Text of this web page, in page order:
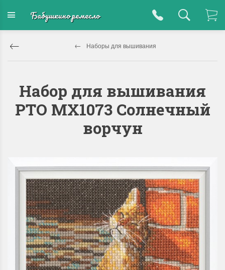
Бабушкино ремесло
Наборы для вышивания
Набор для вышивания
РТО MX1073 Солнечный
ворчун